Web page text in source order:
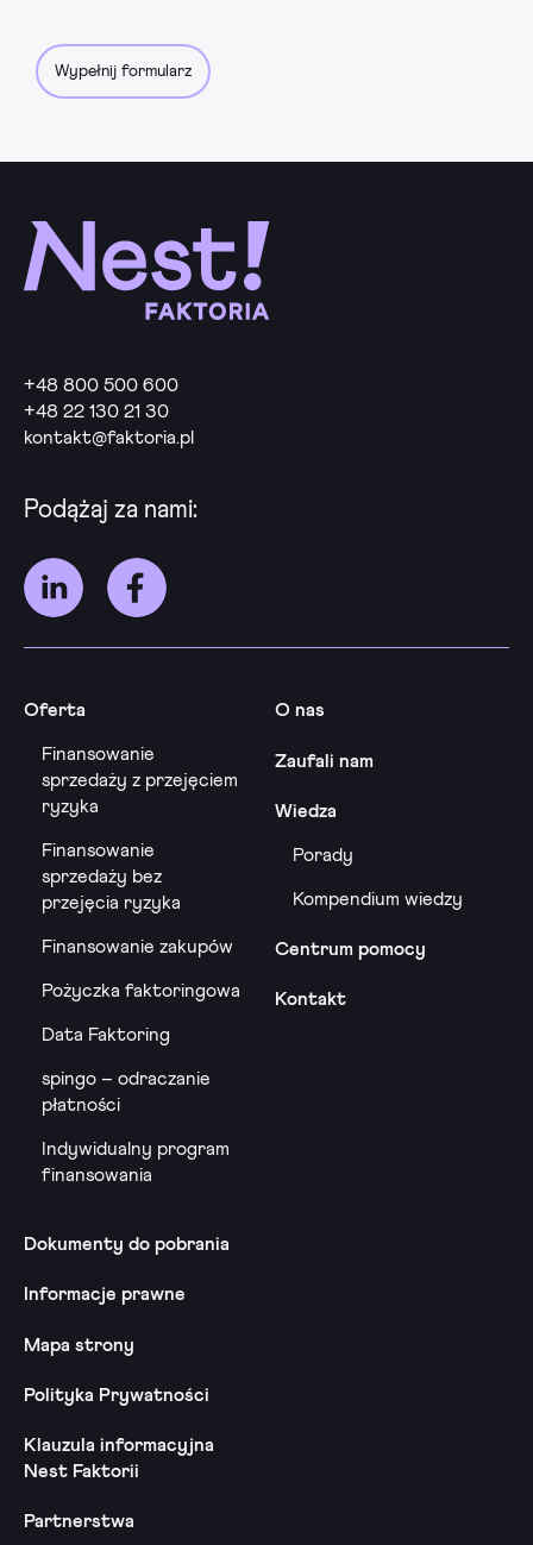
Wypełnij formularz
+48 800 500 600
+48 22 130 21 30
kontakt@faktoria.pl
Podążaj za nami:
Oferta
Finansowanie
sprzedaży z przejęciem
ryzyka
Finansowanie
sprzedaży bez
przejęcia ryzyka
Finansowanie zakupów
Pożyczka faktoringowa
Data Faktoring
spingo – odraczanie
płatności
Indywidualny program
finansowania
O nas
Zaufali nam
Wiedza
Porady
Kompendium wiedzy
Centrum pomocy
Kontakt
Dokumenty do pobrania
Informacje prawne
Mapa strony
Polityka Prywatności
Klauzula informacyjna
Nest Faktorii
Partnerstwa